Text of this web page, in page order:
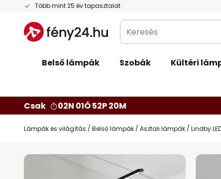
Több mint 25 év tapasztalat
Ugrás
tartalomhoz
Keresés
Belső lámpák Szobák Kültéri
Csak
02N 01Ó 52P 19M
Lámpák és világítás Belső lámpák Asztali lámpák Lindby
Ugrás